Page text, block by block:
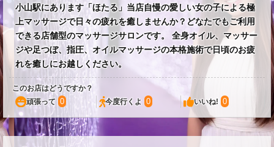
小山駅にあります「ほたる」当店自慢の愛しい女の子による極
上マッサージで日々の疲れを癒しませんか？どなたでもご利用
できる店舗型のマッサージサロンです。 全身オイル、マッサー
ジや足つぼ、指圧、オイルマッサージの本格施術で日頃のお疲
れを癒しにお越しください。
このお店はどうですか？
頑張って 0 今度行くよ 0 いいね! 0